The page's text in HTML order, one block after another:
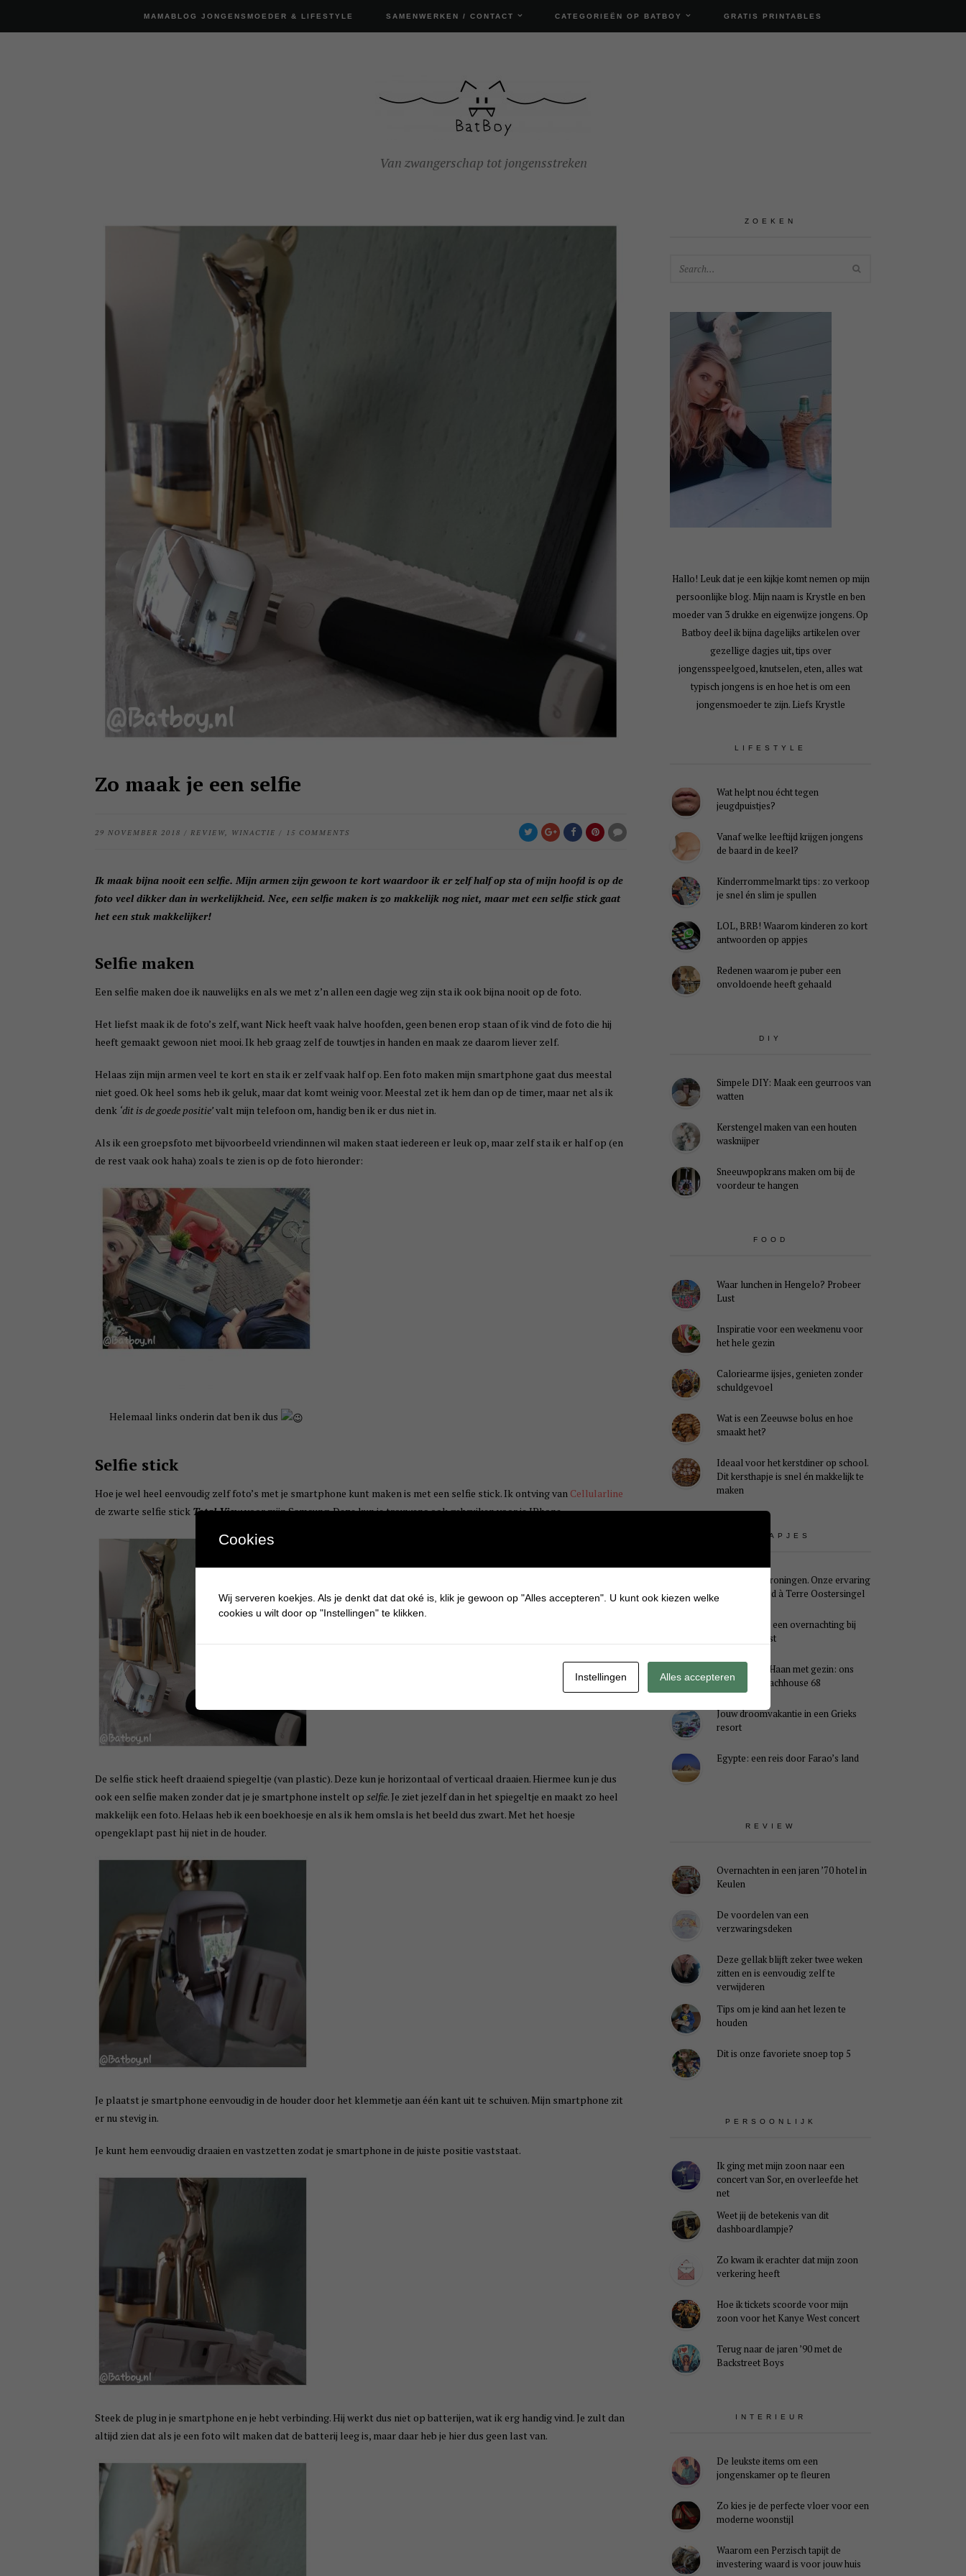
MAMABLOG JONGENSMOEDER & LIFESTYLE SAMENWERKEN / CONTACT CATEGORIEËN OP BATBOY GRATIS PRINTABLES
Van zwangerschap tot jongensstreken
Zo maak je een selfie
29 NOVEMBER 2018 / REVIEW, WINACTIE / 15 COMMENTS
Ik maak bijna nooit een selfie. Mijn armen zijn gewoon te kort waardoor ik er zelf half op sta of mijn hoofd is op de
foto veel dikker dan in werkelijkheid. Nee, een selfie maken is zo makkelijk nog niet, maar met een selfie stick gaat
het een stuk makkelijker!
Selfie maken
Een selfie maken doe ik nauwelijks en als we met z’n allen een dagje weg zijn sta ik ook bijna nooit op de foto.
Het liefst maak ik de foto’s zelf, want Nick heeft vaak halve hoofden, geen benen erop staan of ik vind de foto die hij
heeft gemaakt gewoon niet mooi. Ik heb graag zelf de touwtjes in handen en maak ze daarom liever zelf.
Helaas zijn mijn armen veel te kort en sta ik er zelf vaak half op. Een foto maken mijn smartphone gaat dus meestal
niet goed. Ok heel soms heb ik geluk, maar dat komt weinig voor. Meestal zet ik hem dan op de timer, maar net als ik
denk ‘dit is de goede positie’valt mijn telefoon om, handig ben ik er dus niet in.
Als ik een groepsfoto met bijvoorbeeld vriendinnen wil maken staat iedereen er leuk op, maar zelf sta ik er half op (en
de rest vaak ook haha) zoals te zien is op de foto hieronder:
Helemaal links onderin dat ben ik dus
Selfie stick
Hoe je wel heel eenvoudig zelf foto’s met je smartphone kunt maken is met een selfie stick. Ik ontving van Cellularline
de zwarte selfie stick Total Viewvoor mijn Samsung. Deze kun je trouwens ook gebruiken voor je IPhone.
De selfie stick heeft draaiend spiegeltje (van plastic). Deze kun je horizontaal of verticaal draaien. Hiermee kun je dus
ook een selfie maken zonder dat je je smartphone instelt op selfie. Je ziet jezelf dan in het spiegeltje en maakt zo heel
makkelijk een foto. Helaas heb ik een boekhoesje en als ik hem omsla is het beeld dus zwart. Met het hoesje
opengeklapt past hij niet in de houder.
Je plaatst je smartphone eenvoudig in de houder door het klemmetje aan één kant uit te schuiven. Mijn smartphone zit
er nu stevig in.
Je kunt hem eenvoudig draaien en vastzetten zodat je smartphone in de juiste positie vaststaat.
Steek de plug in je smartphone en je hebt verbinding. Hij werkt dus niet op batterijen, wat ik erg handig vind. Je zult dan
altijd zien dat als je een foto wilt maken dat de batterij leeg is, maar daar heb je hier dus geen last van.
ZOEKEN
Hallo! Leuk dat je een kijkje komt nemen op mijn
persoonlijke blog. Mijn naam is Krystle en ben
moeder van 3 drukke en eigenwijze jongens. Op
Batboy deel ik bijna dagelijks artikelen over
gezellige dagjes uit, tips over
jongensspeelgoed, knutselen, eten, alles wat
typisch jongens is en hoe het is om een
jongensmoeder te zijn. Liefs Krystle
LIFESTYLE
Wat helpt nou écht tegen
jeugdpuistjes?
Vanaf welke leeftijd krijgen jongens
de baard in de keel?
Kinderrommelmarkt tips: zo verkoop
je snel én slim je spullen
LOL, BRB! Waarom kinderen zo kort
antwoorden op appjes
Redenen waarom je puber een
onvoldoende heeft gehaald
DIY
Simpele DIY: Maak een geurroos van
watten
Kerstengel maken van een houten
wasknijper
Sneeuwpopkrans maken om bij de
voordeur te hangen
FOOD
Waar lunchen in Hengelo? Probeer
Lust
Inspiratie voor een weekmenu voor
het hele gezin
Caloriearme ijsjes, genieten zonder
schuldgevoel
Wat is een Zeeuwse bolus en hoe
smaakt het?
Ideaal voor het kerstdiner op school.
Dit kersthapje is snel én makkelijk te
maken
UITSTAPJES
Weekendje Groningen. Onze ervaring
met B&B Pied à Terre Oostersingel
Genieten van een overnachting bij
B&B Landlust
Midweek De Haan met gezin: ons
verblijf in Beachhouse 68
Jouw droomvakantie in een Grieks
resort
Egypte: een reis door Farao’s land
REVIEW
Overnachten in een jaren ’70 hotel in
Keulen
De voordelen van een
verzwaringsdeken
Deze gellak blijft zeker twee weken
zitten en is eenvoudig zelf te
verwijderen
Tips om je kind aan het lezen te
houden
Dit is onze favoriete snoep top 5
PERSOONLIJK
Ik ging met mijn zoon naar een
concert van Sor, en overleefde het
net
Weet jij de betekenis van dit
dashboardlampje?
Zo kwam ik erachter dat mijn zoon
verkering heeft
Hoe ik tickets scoorde voor mijn
zoon voor het Kanye West concert
Terug naar de jaren ’90 met de
Backstreet Boys
INTERIEUR
De leukste items om een
jongenskamer op te fleuren
Zo kies je de perfecte vloer voor een
moderne woonstijl
Waarom een Perzisch tapijt de
investering waard is voor jouw huis
Cookies
Wij serveren koekjes. Als je denkt dat dat oké is, klik je gewoon op "Alles accepteren". U kunt ook kiezen welke
cookies u wilt door op "Instellingen" te klikken.
Instellingen Alles accepteren